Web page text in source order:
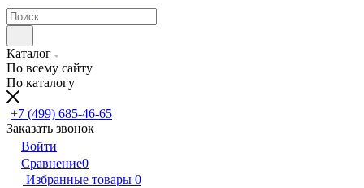
Каталог
По всему сайту
По каталогу
+7 (499) 685-46-65
Заказать звонок
Войти
Сравнение0
Избранные товары 0